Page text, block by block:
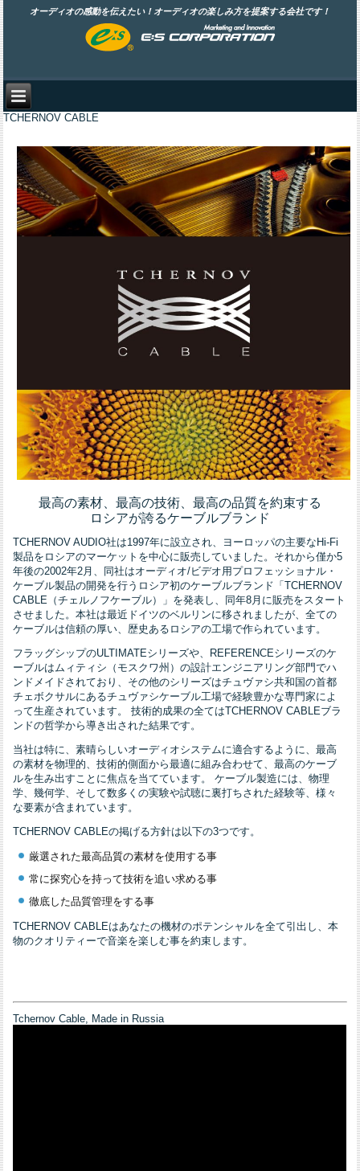
オーディオの感動を伝えたい！オーディオの楽しみ方を提案する会社です！
TCHERNOV CABLE
最高の素材、最高の技術、最高の品質を約束する
ロシアが誇るケーブルブランド
TCHERNOV AUDIO社は1997年に設立され、ヨーロッパの主要なHi-Fi
製品をロシアのマーケットを中心に販売していました。それから僅か5
年後の2002年2月、同社はオーディオ/ビデオ用プロフェッショナル・
ケーブル製品の開発を行うロシア初のケーブルブランド「TCHERNOV
CABLE（チェルノフケーブル）」を発表し、同年8月に販売をスタート
させました。本社は最近ドイツのベルリンに移されましたが、全ての
ケーブルは信頼の厚い、歴史あるロシアの工場で作られています。
フラッグシップのULTIMATEシリーズや、REFERENCEシリーズのケ
ーブルはムィティシ（モスクワ州）の設計エンジニアリング部門でハ
ンドメイドされており、その他のシリーズはチュヴァシ共和国の首都
チェボクサルにあるチュヴァシケーブル工場で経験豊かな専門家によ
って生産されています。 技術的成果の全てはTCHERNOV CABLEブラ
ンドの哲学から導き出された結果です。
当社は特に、素晴らしいオーディオシステムに適合するように、最高
の素材を物理的、技術的側面から最適に組み合わせて、最高のケーブ
ルを生み出すことに焦点を当てています。 ケーブル製造には、物理
学、幾何学、そして数多くの実験や試聴に裏打ちされた経験等、様々
な要素が含まれています。
TCHERNOV CABLEの掲げる方針は以下の3つです。
厳選された最高品質の素材を使用する事
常に探究心を持って技術を追い求める事
徹底した品質管理をする事
TCHERNOV CABLEはあなたの機材のポテンシャルを全て引出し、本
物のクオリティーで音楽を楽しむ事を約束します。
Tchernov Cable, Made in Russia